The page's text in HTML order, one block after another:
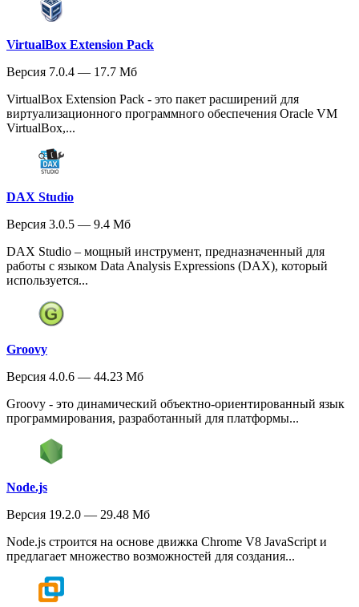
VirtualBox Extension Pack
Версия 7.0.4 — 17.7 Мб
VirtualBox Extension Pack - это пакет расширений для
виртуализационного программного обеспечения Oracle VM
VirtualBox,...
DAX Studio
Версия 3.0.5 — 9.4 Мб
DAX Studio – мощный инструмент, предназначенный для
работы с языком Data Analysis Expressions (DAX), который
используется...
Groovy
Версия 4.0.6 — 44.23 Мб
Groovy - это динамический объектно-ориентированный язык
программирования, разработанный для платформы...
Node.js
Версия 19.2.0 — 29.48 Мб
Node.js строится на основе движка Chrome V8 JavaScript и
предлагает множество возможностей для создания...